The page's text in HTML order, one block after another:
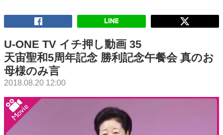
U-ONE TV イチ押し動画 35
天宙聖和5周年記念 勝利記念午餐会 真のお
母様のみ言
2018.08.20 12:00